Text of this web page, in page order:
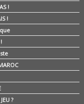
!
!
?